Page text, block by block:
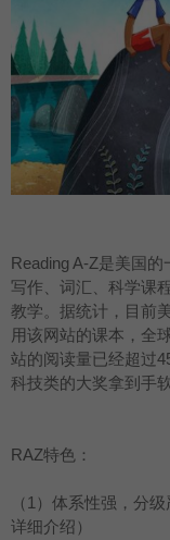
Reading A-Z是美国的
写作、词汇、科学课
教学。据统计，目前
用该网站的课本，全
站的阅读量已经超过
科技类的大奖拿到手软
RAZ特色：
（1）体系性强，分
详细介绍）